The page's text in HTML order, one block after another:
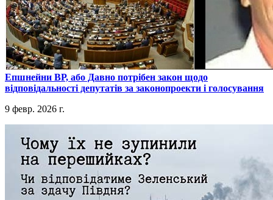
​Епшнейни ВР, або Давно потрібен закон щодо
відповідальності депутатів за законопроекти і голосування
9 февр. 2026 г.